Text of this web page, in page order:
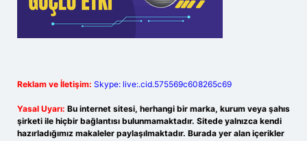
Reklam ve İletişim: Skype: live:.cid.575569c608265c69
Yasal Uyarı: Bu internet sitesi, herhangi bir marka, kurum veya şahıs
şirketi ile hiçbir bağlantısı bulunmamaktadır. Sitede yalnızca kendi
hazırladığımız makaleler paylaşılmaktadır. Burada yer alan içerikler